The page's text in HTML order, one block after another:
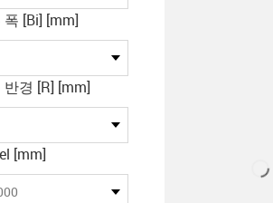
폭 [Bi] [mm]
반경 [R] [mm]
[mm]